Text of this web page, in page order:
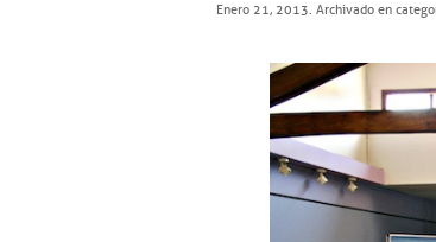
Enero 21, 2013. Archivado en